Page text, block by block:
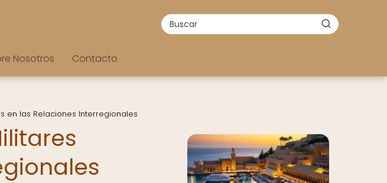
Nosotros Contacto
en las Relaciones Interregionales